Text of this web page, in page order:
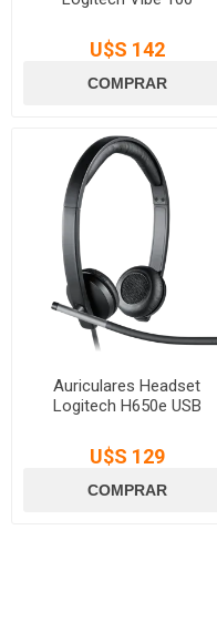
U$S 142
Auriculares Headset
Logitech H650e USB
U$S 129